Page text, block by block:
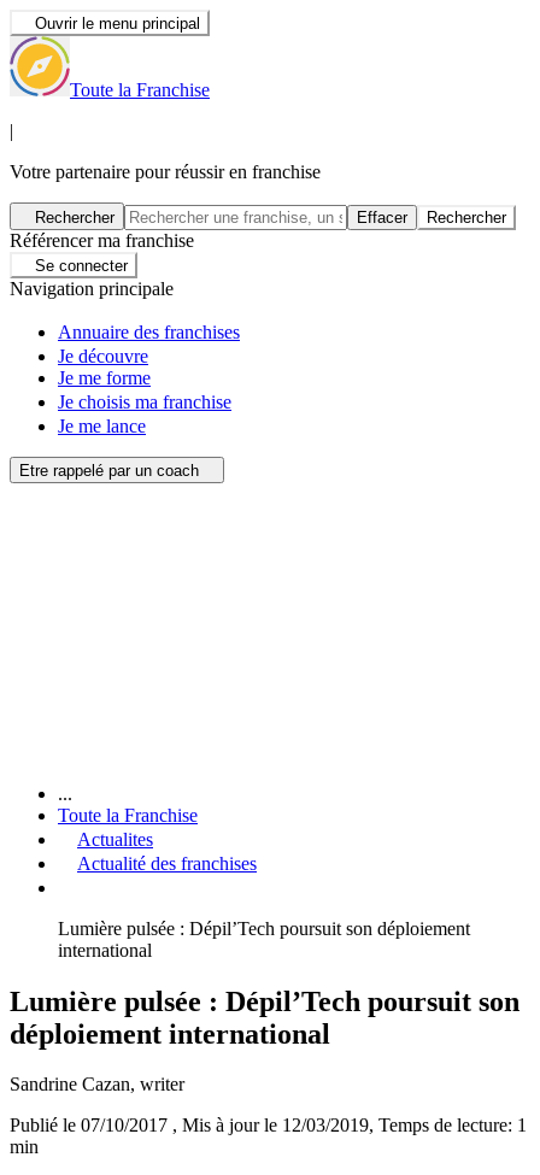
Ouvrir le menu principal
Toute la Franchise
|
Votre partenaire pour réussir en franchise
Rechercher Effacer Rechercher
Référencer ma franchise
Se connecter
Navigation principale
Annuaire des franchises
Je découvre
Je me forme
Je choisis ma franchise
Je me lance
Etre rappelé par un coach
...
Toute la Franchise
Actualites
Actualité des franchises
Lumière pulsée : Dépil’Tech poursuit son déploiement
international
Lumière pulsée : Dépil’Tech poursuit son
déploiement international
Sandrine Cazan, writer
Publié le 07/10/2017 , Mis à jour le 12/03/2019, Temps de lecture: 1
min